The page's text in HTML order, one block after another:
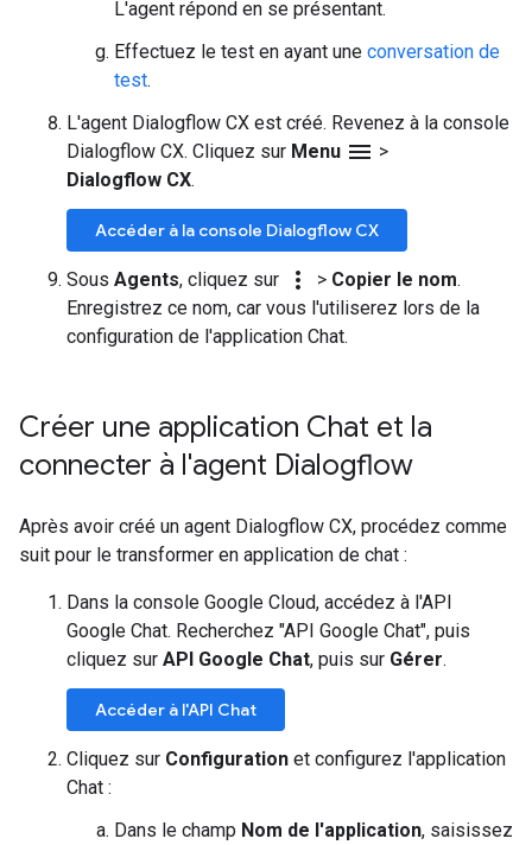
L'agent répond en se présentant.
Effectuez le test en ayant une conversation de
test.
L'agent Dialogflow CX est créé. Revenez à la console
Dialogflow CX. Cliquez sur Menu menu >
Dialogflow CX.
Accéder à la console Dialogflow CX
Sous Agents, cliquez sur more_vert > Copier le nom.
Enregistrez ce nom, car vous l'utiliserez lors de la
configuration de l'application Chat.
Créer une application Chat et la
connecter à l'agent Dialogflow
Après avoir créé un agent Dialogflow CX, procédez comme
suit pour le transformer en application de chat :
Dans la console Google Cloud, accédez à l'API
Google Chat. Recherchez "API Google Chat", puis
cliquez sur API Google Chat, puis sur Gérer.
Accéder à l'API Chat
Cliquez sur Configuration et configurez l'application
Chat :
Dans le champ Nom de l'application, saisissez